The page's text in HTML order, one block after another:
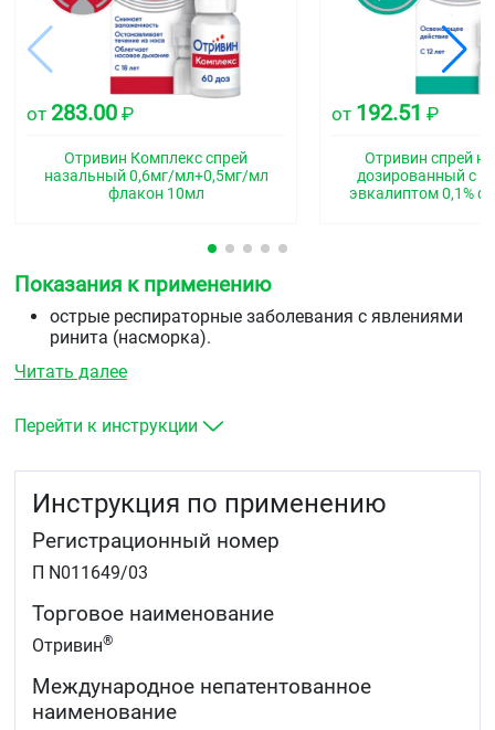
от 283.00 ₽
Отривин Комплекс спрей
назальный 0,6мг/мл+0,5мг/мл
флакон 10мл
от 192.51 ₽
Отривин спрей
дозированный с
эвкалиптом 0,1%
Показания к применению
острые респираторные заболевания с явлениями
ринита (насморка).
поллиноз.
евстахиит.
средний отит (для уменьшения отека слизистой
манипуляциям в носовых ходах.
Читать далее
Перейти к инструкции
Инструкция по применению
Регистрационный номер
П N011649/03
Торговое наименование
Отривин®
Международное непатентованное
наименование